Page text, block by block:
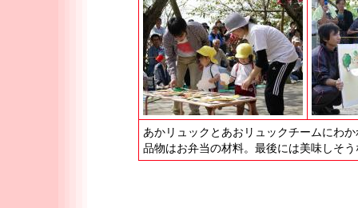
あかリュックとあおリュックチームにわ
品物はお弁当の材料。最後には美味しそ